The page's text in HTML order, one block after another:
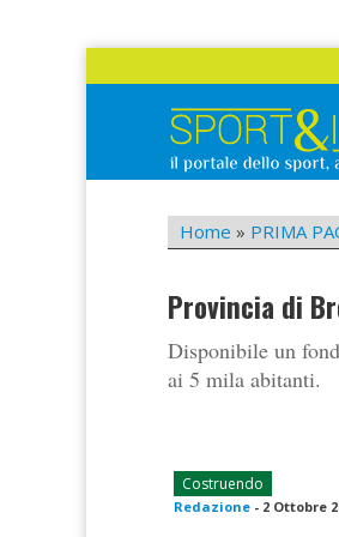
Home » PRIMA
Provincia di
Disponibile un
ai 5 mila abitanti.
Costruendo
Redazione - 2 Ottobre